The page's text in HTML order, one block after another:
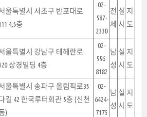
울특별시 서초구 반포대로
4,5층
02-
587-
2330
전
체
실
시
지
도
울특별시 강남구 테헤란로
상경빌딩 4층
02-
556-
8182
남
성
실
시
지
도
울특별시 송파구 올림픽로35
길 42 한국루터회관 5층 (신천
)
02-
6424-
7175
남
성
실
시
지
도